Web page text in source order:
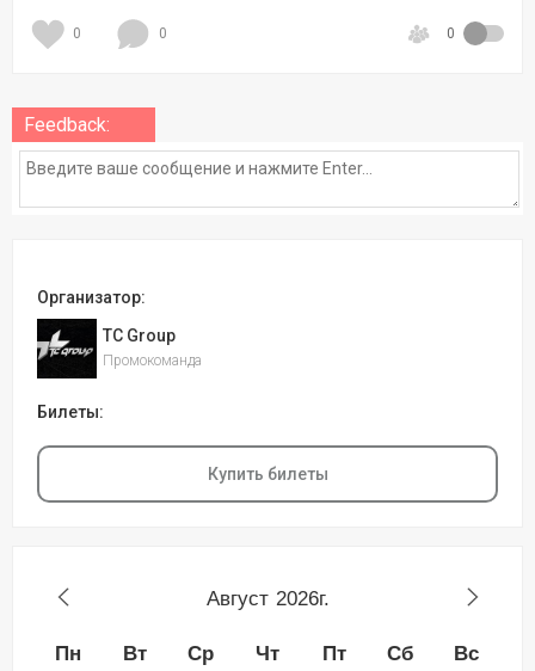
0 0 0
Feedback:
Организатор:
TC Group
Промокоманда
Билеты:
Купить билеты
Август 2026г.
Пн Вт Ср Чт Пт Сб Вс